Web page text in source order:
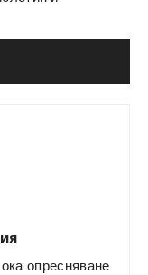
опресняване